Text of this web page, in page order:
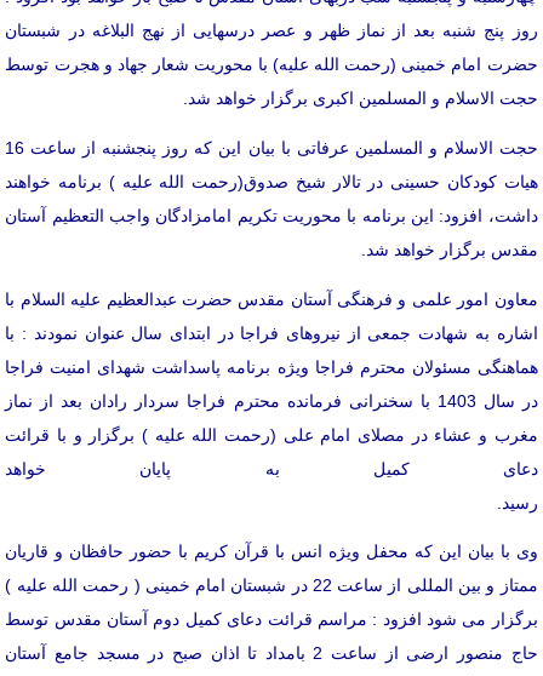
روز پنج شنبه بعد از نماز ظهر و عصر درسهایی از نهج البلاغه در شبستان
حضرت امام خمینی (رحمت الله علیه) با محوریت شعار جهاد و هجرت توسط
حجت الاسلام و المسلمین اکبری برگزار خواهد شد.
حجت الاسلام و المسلمین عرفاتی با بیان این که روز پنجشنبه از ساعت 16
هیات کودکان حسینی در تالار شیخ صدوق(رحمت الله علیه ) برنامه خواهند
داشت، افزود: این برنامه با محوریت تکریم امامزادگان واجب التعظیم آستان
مقدس برگزار خواهد شد.
معاون امور علمی و فرهنگی آستان مقدس حضرت عبدالعظیم علیه السلام با
اشاره به شهادت جمعی از نیروهای فراجا در ابتدای سال عنوان نمودند : با
هماهنگی مسئولان محترم فراجا ویژه برنامه پاسداشت شهدای امنیت فراجا
در سال 1403 با سخنرانی فرمانده محترم فراجا سردار رادان بعد از نماز
مغرب و عشاء در مصلای امام علی (رحمت الله علیه ) برگزار و با قرائت
دعای کمیل به پایان خواهد
رسید.
وی با بیان این که محفل ویژه انس با قرآن کریم با حضور حافظان و قاریان
ممتاز و بین المللی از ساعت 22 در شبستان امام خمینی ( رحمت الله علیه )
برگزار می شود افزود : مراسم قرائت دعای کمیل دوم آستان مقدس توسط
حاج منصور ارضی از ساعت 2 بامداد تا اذان صبح در مسجد جامع آستان